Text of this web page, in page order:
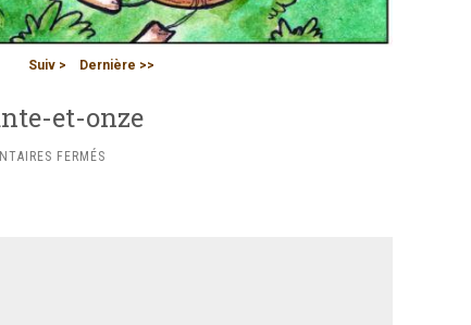
Suiv > Dernière >>
et-onze
FERMÉSSUR